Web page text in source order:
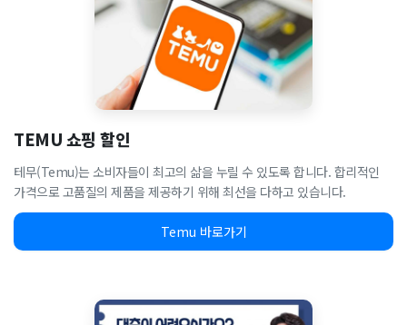
TEMU 쇼핑 할인
테무(Temu)는 소비자들이 최고의 삶을 누릴 수 있도록 합니다. 합리적인
가격으로 고품질의 제품을 제공하기 위해 최선을 다하고 있습니다.
Temu 바로가기